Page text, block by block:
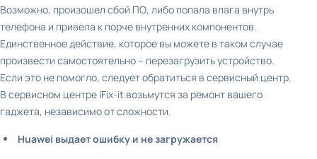
Возможно, произошел сбой ПО, либо попала влага внутрь
телефона и привела к порче внутренних компонентов.
Единственное действие, которое вы можете в таком случае
произвести самостоятельно – перезагрузить устройство.
Если это не помогло, следует обратиться в сервисный центр.
В сервисном центре iFix-it возьмутся за ремонт вашего
гаджета, независимо от сложности.
Huawei выдает ошибку и не загружается